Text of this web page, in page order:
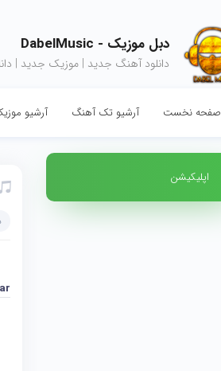
دبل موزیک - DabelMusic
دانلود آهنگ جدید | موزیک جدید |
صفحه نخست آرشیو تک آهنگ آرشیو
اپلیکیشن